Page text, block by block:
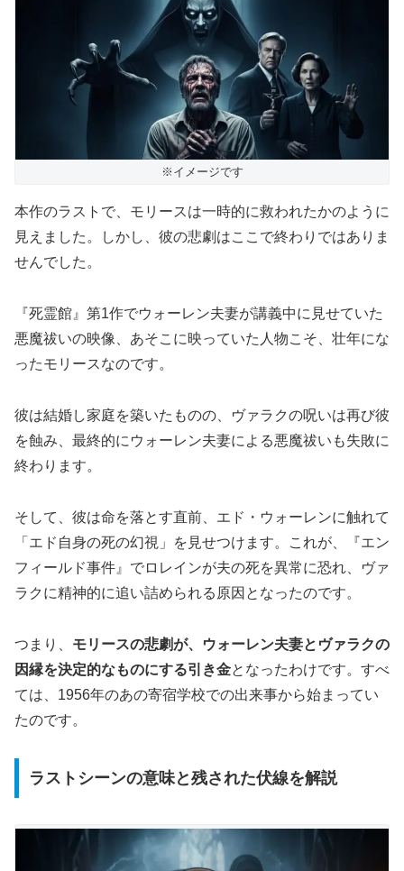
※イメージです
本作のラストで、モリースは一時的に救われたかのように
見えました。しかし、彼の悲劇はここで終わりではありま
せんでした。
『死霊館』第1作でウォーレン夫妻が講義中に見せていた
悪魔祓いの映像、あそこに映っていた人物こそ、壮年にな
ったモリースなのです。
彼は結婚し家庭を築いたものの、ヴァラクの呪いは再び彼
を蝕み、最終的にウォーレン夫妻による悪魔祓いも失敗に
終わります。
そして、彼は命を落とす直前、エド・ウォーレンに触れて
「エド自身の死の幻視」を見せつけます。これが、『エン
フィールド事件』でロレインが夫の死を異常に恐れ、ヴァ
ラクに精神的に追い詰められる原因となったのです。
つまり、 モリースの悲劇が、ウォーレン夫妻とヴァラクの
因縁を決定的なものにする引き金となったわけです。すべ
ては、1956年のあの寄宿学校での出来事から始まってい
たのです。
ラストシーンの意味と残された伏線を解説